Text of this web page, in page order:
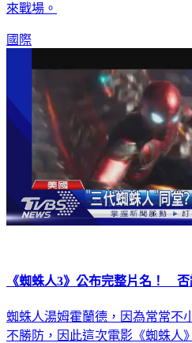
來戰場。
國際
《蜘蛛人3》公布完整片名！ 否
蜘蛛人湯姆霍蘭德，因為常常不
不勝防，因此這次電影《蜘蛛人